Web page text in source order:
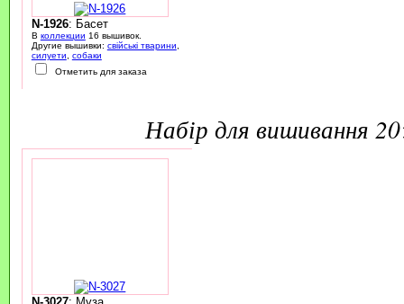
N-1926: Басет
В коллекции 16 вышивок.
Другие вышивки: свійські тварини
силуети
собаки
Отметить для заказа
набір для вишивання